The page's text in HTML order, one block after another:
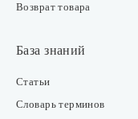
Возврат товара
База знаний
Статьи
Словарь терминов